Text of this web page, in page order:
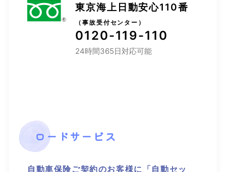
東京海上日動安心110番
（事故受付センター）
0120-119-110
24時間365日対応可能
ロードサービス
自動車保険ご契約のお客様に「自動セッ